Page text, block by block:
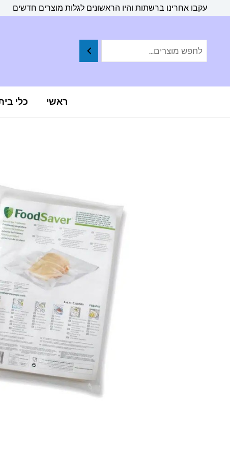
עקבו אחרינו ברשתות והיו הראשונים לגלות מוצרים חדשים
ראשי כלי